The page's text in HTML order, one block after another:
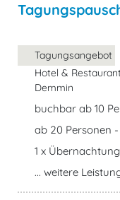
Tagungsangebot
Hotel &
Demmin
buchbar ab 10
ab 20 Personen -
1 x
... weitere